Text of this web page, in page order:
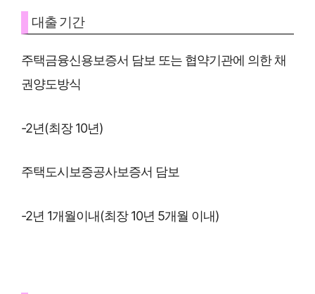
대출 기간
주택금융신용보증서 담보 또는 협약기관에 의한 채
권양도방식
-2년(최장 10년)
주택도시보증공사보증서 담보
-2년 1개월이내(최장 10년 5개월 이내)